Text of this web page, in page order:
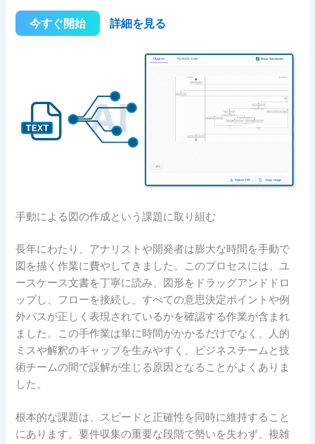
今すぐ開始 詳細を見る
手動による図の作成という課題に取り組む
長年にわたり、アナリストや開発者は膨大な時間を手動で
図を描く作業に費やしてきました。このプロセスには、ユ
ースケース文書を丁寧に読み、図形をドラッグアンドドロ
ップし、フローを接続し、すべての意思決定ポイントや例
外パスが正しく表現されているかを確認する作業が含まれ
ました。この手作業は単に時間がかかるだけでなく、人的
ミスや解釈のギャップを生みやすく、ビジネスチームと技
術チームの間で誤解が生じる原因となることがよくありま
した。
根本的な課題は、スピードと正確性を同時に維持すること
にあります。要件収集の重要な段階で勢いを失わず、複雑